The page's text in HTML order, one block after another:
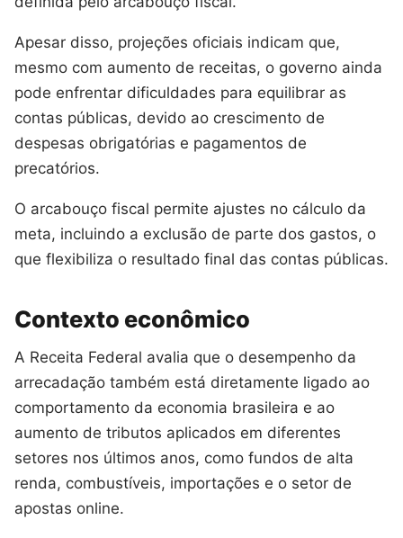
Apesar disso, projeções oficiais indicam que,
mesmo com aumento de receitas, o governo ainda
pode enfrentar dificuldades para equilibrar as
contas públicas, devido ao crescimento de
despesas obrigatórias e pagamentos de
precatórios.
O arcabouço fiscal permite ajustes no cálculo da
meta, incluindo a exclusão de parte dos gastos, o
que flexibiliza o resultado final das contas públicas.
Contexto econômico
A Receita Federal avalia que o desempenho da
arrecadação também está diretamente ligado ao
comportamento da economia brasileira e ao
aumento de tributos aplicados em diferentes
setores nos últimos anos, como fundos de alta
renda, combustíveis, importações e o setor de
apostas online.